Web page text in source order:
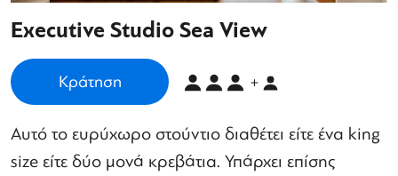
Executive Studio Sea View
Κράτηση +
Αυτό το ευρύχωρο στούντιο διαθέτει είτε ένα king
size είτε δύο μονά κρεβάτια. Υπάρχει επίσης